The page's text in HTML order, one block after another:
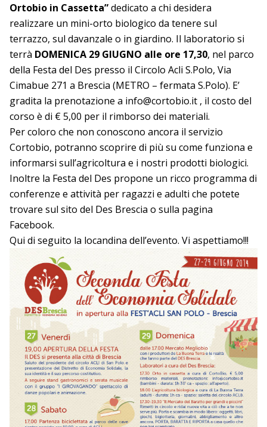
Ortobio in Cassetta”dedicato a chi desidera
realizzare un mini-orto biologico da tenere sul
terrazzo, sul davanzale o in giardino. Il laboratorio si
terrà DOMENICA 29 GIUGNO alle ore 17,30, nel parco
della Festa del Des presso il Circolo Acli S.Polo, Via
Cimabue 271 a Brescia (METRO – fermata S.Polo). E’
gradita la prenotazione a info@cortobio.it , il costo del
corso è di € 5,00 per il rimborso dei materiali.
Per coloro che non conoscono ancora il servizio
Cortobio, potranno scoprire di più su come funziona e
informarsi sull’agricoltura e i nostri prodotti biologici.
Inoltre la Festa del Des propone un ricco programma di
conferenze e attività per ragazzi e adulti che potete
trovare sul sito del Des Brescia o sulla pagina
Facebook.
Qui di seguito la locandina dell’evento. Vi aspettiamo!!!